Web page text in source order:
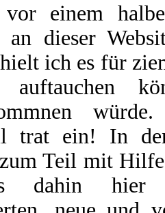
einem
an dieser
ich es für
auftauchen
trat ein! In
Teil mit
hier